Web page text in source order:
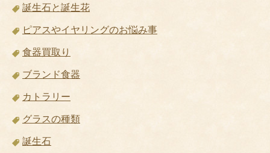
誕生石と誕生花
ピアスやイヤリングのお悩み事
食器買取り
ブランド食器
カトラリー
グラスの種類
誕生石